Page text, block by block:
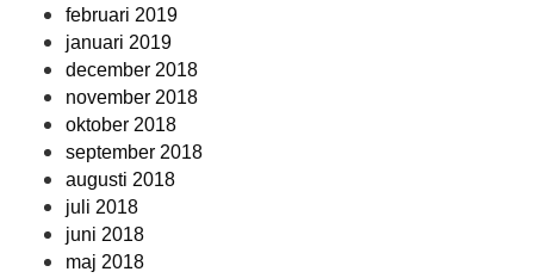
februari 2019
januari 2019
december 2018
november 2018
oktober 2018
september 2018
augusti 2018
juli 2018
juni 2018
maj 2018